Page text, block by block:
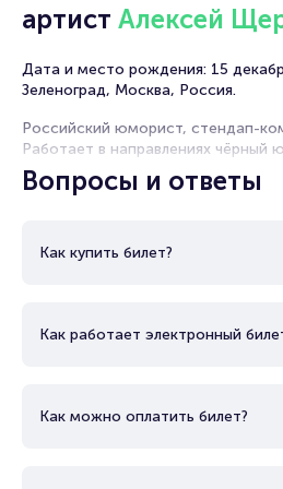
артист Алексей
Дата и место рождения: 15
Зеленоград, Москва, Россия.
Российский юморист, стендап-
Работает в направлениях чёрный
артиста началась с участия в
Он дважды приходил на проект,
выступал в «Открытом
Вопросы и ответы
Как купить билет?
Как работает электронный
Как можно оплатить билет?